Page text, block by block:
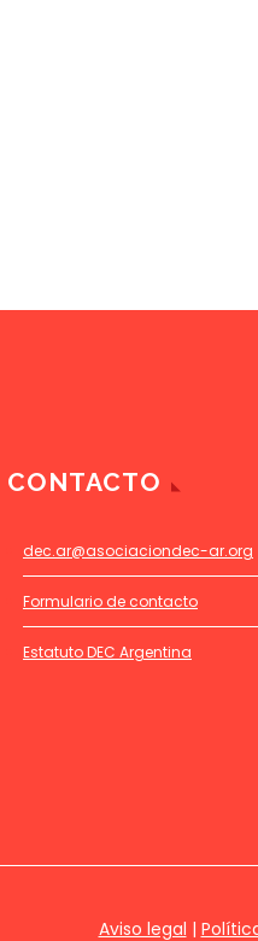
CONTACTO
dec.ar@asociaciondec-ar.org
Formulario de contacto
Estatuto DEC Argentina
Aviso legal |